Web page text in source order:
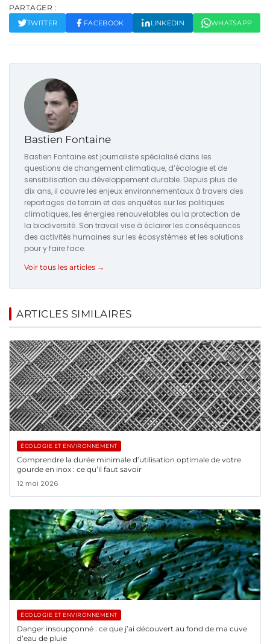
PARTAGER :
TWITTER FACEBOOK LINKEDIN WHATSAPP
Bastien Fontaine
Bastien Fontaine est journaliste spécialisé dans les
questions de changement climatique, d’écologie et de
sensibilisation au développement durable. Depuis plus de
dix ans, il couvre les enjeux environnementaux à travers des
reportages de terrain et des enquêtes sur les politiques
climatiques, les énergies renouvelables ou la protection de
la biodiversité. Son travail vise à éclairer les conséquences
des activités humaines sur les écosystèmes et les solutions
pour y faire face.
Voir tous les articles →
ARTICLES SIMILAIRES
ÉCOLOGIE ET ENVIRONNEMENT
Comprendre la durée minimale d’utilisation optimale de votre
gourde en inox : ce qu’il faut savoir
12 mai 2026
ÉCOLOGIE ET ENVIRONNEMENT
Danger insoupçonné : ce que j’ai découvert au fond de ma cuve
d’eau de pluie